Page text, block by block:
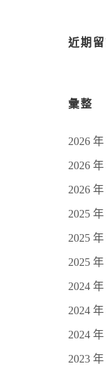
近期
彙整
2026 年
2026 年
2026 年
2025 年
2025 年
2025 年
2024 年
2024 年
2024 年
2023 年